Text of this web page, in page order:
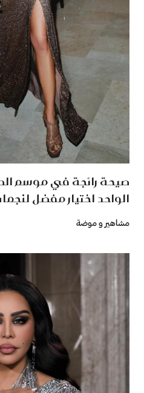
صيحة رائجة في موسم
الواحد اختيار مفضل
مشاهير و موضة